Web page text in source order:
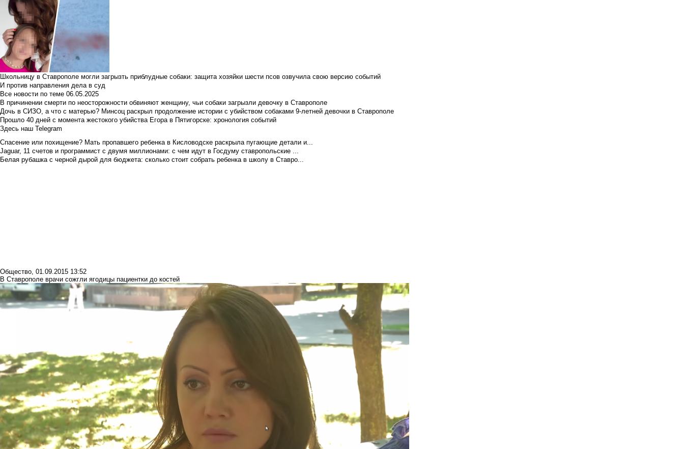
Школьницу в Ставрополе могли загрызть приблудные собаки: защита хозяйки шести псов озвучила свою версию событий
И против направления дела в суд
Все новости по теме 06.05.2025
В причинении смерти по неосторожности обвиняют женщину, чьи собаки загрызли девочку в Ставрополе
Дочь в СИЗО, а что с матерью? Минсоц раскрыл продолжение истории с убийством собаками 9-летней девочки в Ставрополе
Прошло 40 дней с момента жестокого убийства Егора в Пятигорске: хронология событий
Здесь наш Telegram
Спасение или похищение? Мать пропавшего ребенка в Кисловодске раскрыла пугающие детали и...
Jaguar, 11 счетов и программист с двумя миллионами: с чем идут в Госдуму ставропольские ...
Белая рубашка с черной дырой для бюджета: сколько стоит собрать ребенка в школу в Ставро...
Общество, 01.09.2015 13:52
В Ставрополе врачи сожгли ягодицы пациентки до костей